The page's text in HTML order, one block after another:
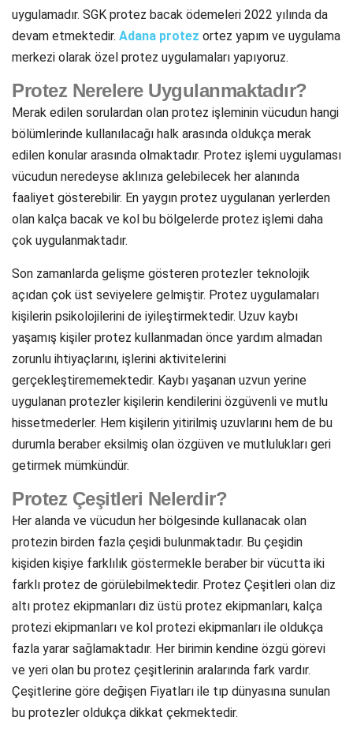
uygulamadır. SGK protez bacak ödemeleri 2022 yılında da
devam etmektedir. Adana protez ortez yapım ve uygulama
merkezi olarak özel protez uygulamaları yapıyoruz.
Protez Nerelere Uygulanmaktadır?
Merak edilen sorulardan olan protez işleminin vücudun hangi
bölümlerinde kullanılacağı halk arasında oldukça merak
edilen konular arasında olmaktadır. Protez işlemi uygulaması
vücudun neredeyse aklınıza gelebilecek her alanında
faaliyet gösterebilir. En yaygın protez uygulanan yerlerden
olan kalça bacak ve kol bu bölgelerde protez işlemi daha
çok uygulanmaktadır.
Son zamanlarda gelişme gösteren protezler teknolojik
açıdan çok üst seviyelere gelmiştir. Protez uygulamaları
kişilerin psikolojilerini de iyileştirmektedir. Uzuv kaybı
yaşamış kişiler protez kullanmadan önce yardım almadan
zorunlu ihtiyaçlarını, işlerini aktivitelerini
gerçekleştirememektedir. Kaybı yaşanan uzvun yerine
uygulanan protezler kişilerin kendilerini özgüvenli ve mutlu
hissetmederler. Hem kişilerin yitirilmiş uzuvlarını hem de bu
durumla beraber eksilmiş olan özgüven ve mutlulukları geri
getirmek mümkündür.
Protez Çeşitleri Nelerdir?
Her alanda ve vücudun her bölgesinde kullanacak olan
protezin birden fazla çeşidi bulunmaktadır. Bu çeşidin
kişiden kişiye farklılık göstermekle beraber bir vücutta iki
farklı protez de görülebilmektedir. Protez Çeşitleri olan diz
altı protez ekipmanları diz üstü protez ekipmanları, kalça
protezi ekipmanları ve kol protezi ekipmanları ile oldukça
fazla yarar sağlamaktadır. Her birimin kendine özgü görevi
ve yeri olan bu protez çeşitlerinin aralarında fark vardır.
Çeşitlerine göre değişen Fiyatları ile tıp dünyasına sunulan
bu protezler oldukça dikkat çekmektedir.